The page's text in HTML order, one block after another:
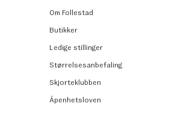
Om Follestad
Butikker
Ledige stillinger
Størrelsesanbefaling
Skjorteklubben
Åpenhetsloven